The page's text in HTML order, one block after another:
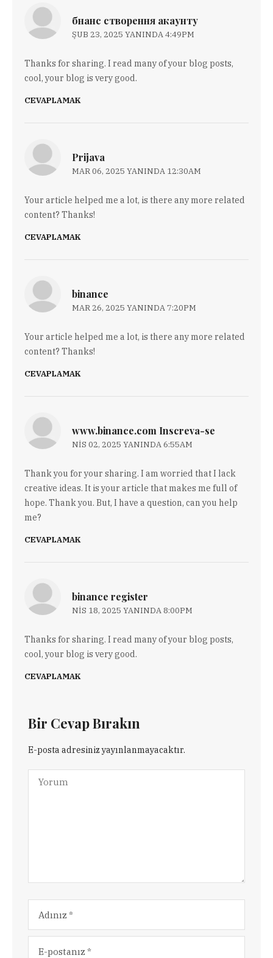
бнанс створення акаунту
ŞUB 23, 2025 YANINDA 4:49PM
Thanks for sharing. I read many of your blog posts,
cool, your blog is very good.
CEVAPLAMAK
Prijava
MAR 06, 2025 YANINDA 12:30AM
Your article helped me a lot, is there any more related
content? Thanks!
CEVAPLAMAK
binance
MAR 26, 2025 YANINDA 7:20PM
Your article helped me a lot, is there any more related
content? Thanks!
CEVAPLAMAK
www.binance.com Inscreva-se
NIS 02, 2025 YANINDA 6:55AM
Thank you for your sharing. I am worried that I lack
creative ideas. It is your article that makes me full of
hope. Thank you. But, I have a question, can you help
me?
CEVAPLAMAK
binance register
NIS 18, 2025 YANINDA 8:00PM
Thanks for sharing. I read many of your blog posts,
cool, your blog is very good.
CEVAPLAMAK
Bir Cevap Bırakın
E-posta adresiniz yayınlanmayacaktır.